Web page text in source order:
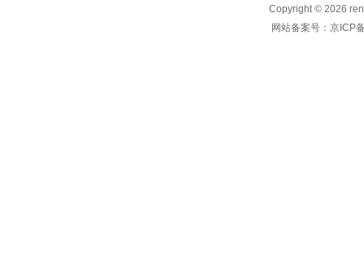
Copyright © 2026
网站备案号：京ICP